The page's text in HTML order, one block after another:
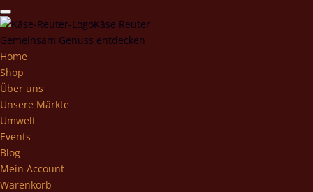
Käse Reuter
Gemeinsam Genuss entdecken
Home
Shop
Über uns
Unsere Märkte
Umwelt
Events
Blog
Mein Account
Warenkorb